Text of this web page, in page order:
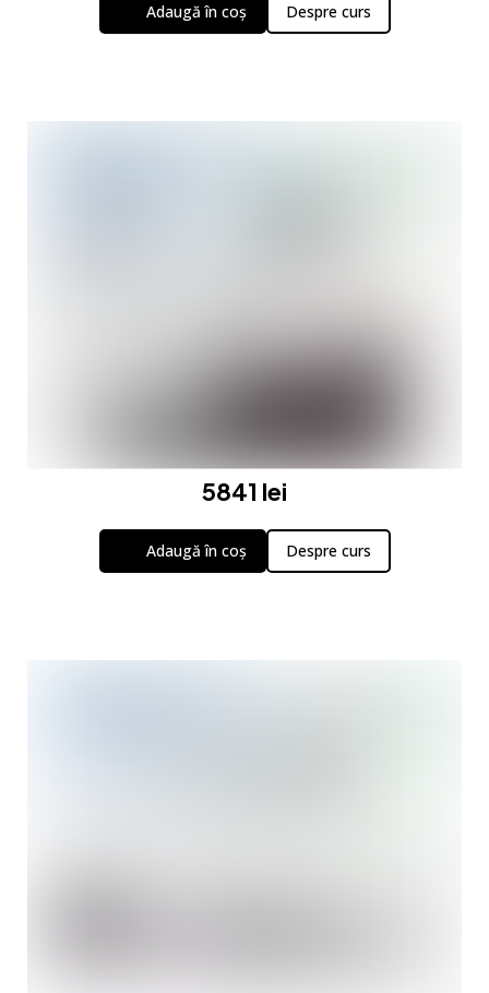
Adaugă în coș Despre curs
5841 lei
Adaugă în coș Despre curs